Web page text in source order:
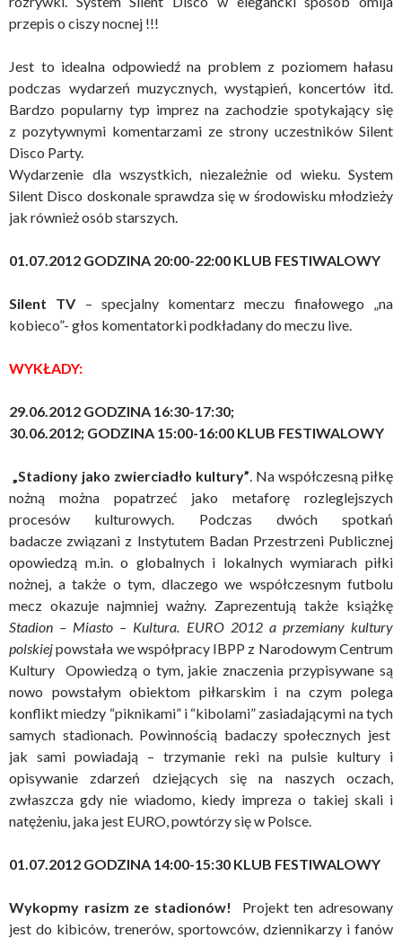
przepis o ciszy nocnej !!!
Jest to idealna odpowiedź na problem z poziomem hałasu
podczas wydarzeń muzycznych, wystąpień, koncertów itd.
Bardzo popularny typ imprez na zachodzie spotykający się
z pozytywnymi komentarzami ze strony uczestników Silent
Disco Party.
Wydarzenie dla wszystkich, niezależnie od wieku. System
Silent Disco doskonale sprawdza się w środowisku młodzieży
jak również osób starszych.
01.07.2012 GODZINA 20:00-22:00 KLUB FESTIWALOWY
Silent TV– specjalny komentarz meczu finałowego „na
kobieco”- głos komentatorki podkładany do meczu live.
WYKŁADY:
29.06.2012 GODZINA 16:30-17:30;
30.06.2012; GODZINA 15:00-16:00 KLUB FESTIWALOWY
„Stadiony jako zwierciadło kultury” . Na współczesną piłkę
nożną można popatrzeć jako metaforę rozleglejszych
procesów kulturowych. Podczas dwóch spotkań
badacze związani z Instytutem Badan Przestrzeni Publicznej
opowiedzą m.in. o globalnych i lokalnych wymiarach piłki
nożnej, a także o tym, dlaczego we współczesnym futbolu
mecz okazuje najmniej ważny. Zaprezentują także książkę
Stadion – Miasto – Kultura. EURO 2012 a przemiany kultury
polskiejpowstała we współpracy IBPP z Narodowym Centrum
Kultury Opowiedzą o tym, jakie znaczenia przypisywane są
nowo powstałym obiektom piłkarskim i na czym polega
konflikt miedzy “piknikami” i “kibolami” zasiadającymi na tych
samych stadionach. Powinnością badaczy społecznych jest
jak sami powiadają – trzymanie reki na pulsie kultury i
opisywanie zdarzeń dziejących się na naszych oczach,
zwłaszcza gdy nie wiadomo, kiedy impreza o takiej skali i
natężeniu, jaka jest EURO, powtórzy się w Polsce.
01.07.2012 GODZINA 14:00-15:30 KLUB FESTIWALOWY
Wykopmy rasizm ze stadionów!
Projekt ten adresowany
jest do kibiców, trenerów, sportowców, dziennikarzy i fanów